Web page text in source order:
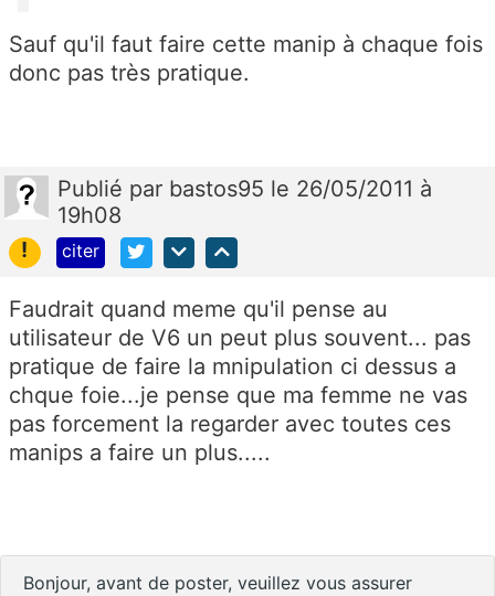
Sauf qu'il faut faire cette manip à chaque fois
donc pas très pratique.
Publié par bastos95 le 26/05/2011 à
19h08
!
citer
Faudrait quand meme qu'il pense au
utilisateur de V6 un peut plus souvent... pas
pratique de faire la mnipulation ci dessus a
chque foie...je pense que ma femme ne vas
pas forcement la regarder avec toutes ces
manips a faire un plus.....
Bonjour, avant de poster, veuillez vous assurer